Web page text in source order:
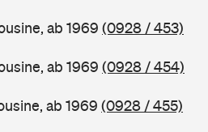
ab 1969 (0928 / 453)
ab 1969 (0928 / 454)
ab 1969 (0928 / 455)